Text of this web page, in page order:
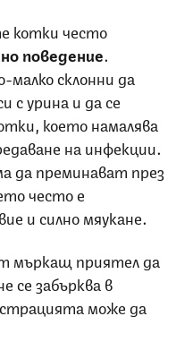
котки често
поведение.
малко склонни да
урина и да се
което намалява
на инфекции.
да преминават през
често е
и силно мяукане.
мъркащ приятел да
се забърква в
може да